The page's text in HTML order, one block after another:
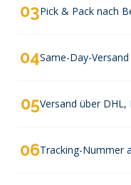
03Pick & Pack nach
04Same-Day-
05Versand über DHL,
06Tracking-Nummer